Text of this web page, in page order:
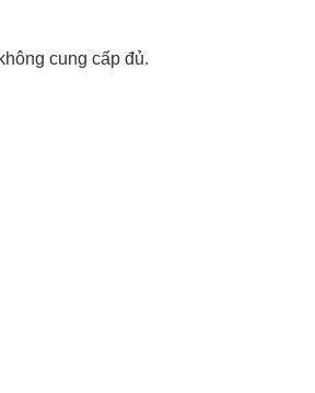
cung cấp đủ.